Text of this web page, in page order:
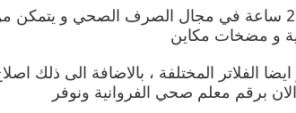
يعمل 24 ساعة في مجال الصرف الصحي و يتمكن
و مضخات مكاين
الفلاتر المختلفة ، بالاضافة الى ذلك
برقم معلم صحي الفروانية ونوفر